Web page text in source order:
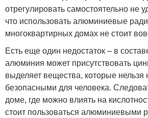
отрегулировать самостоятельно не
что использовать алюминиевые
многоквартирных домах не стоит
Есть еще один недостаток – в
алюминия может присутствовать
выделяет вещества, которые нельзя
безопасными для человека.
доме, где можно влиять на
стоит пользоваться алюминиевыми